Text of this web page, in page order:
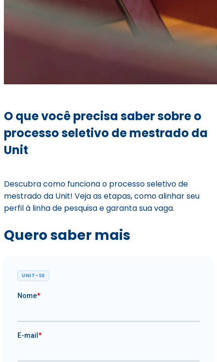
O que você precisa saber sobre o
processo seletivo de mestrado da
Unit
Descubra como funciona o processo seletivo de
mestrado da Unit! Veja as etapas, como alinhar seu
perfil à linha de pesquisa e garanta sua vaga.
Quero saber mais
UNIT-SE